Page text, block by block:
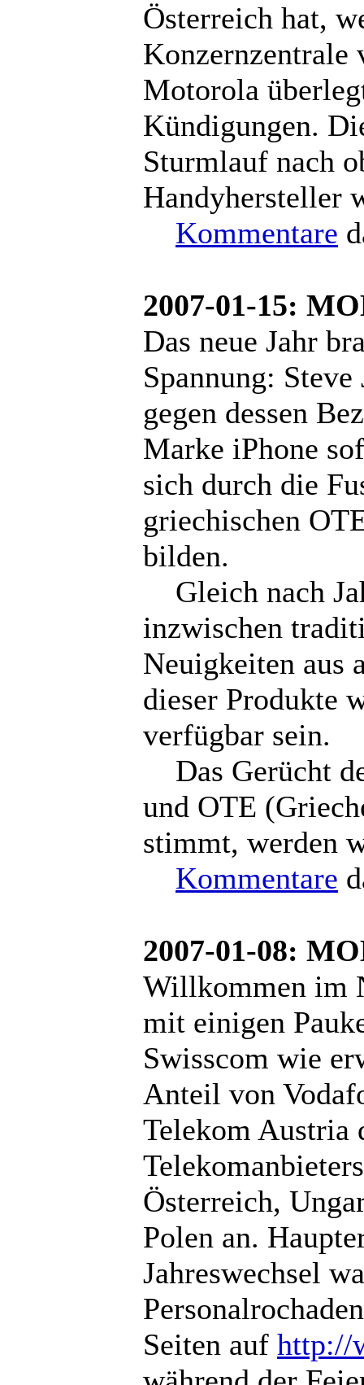
Österreich hat,
Konzernzentrale
Motorola
Kündigungen.
Sturmlauf nach
Handyhersteller
Kommentare
2007-01-15:
Das neue Jahr
Spannung:
gegen dessen
Marke iPhone
sich durch die
griechischen
bilden.
Gleich nach
inzwischen
Neuigkeiten aus
dieser Produkte
verfügbar sein.
Das Gerücht
und OTE
stimmt, werden
Kommentare
2007-01-08:
Willkommen im
mit einigen
Swisscom wie
Anteil von
Telekom Austria
Österreich,
Polen an.
Jahreswechsel
Seiten auf http://